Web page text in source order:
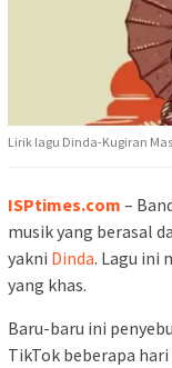
Lirik lagu Dinda-Kugiran
ISPtimes.com –
musik yang berasal
yakni Dinda. Lagu ini
yang khas.
Baru-baru ini
TikTok beberapa